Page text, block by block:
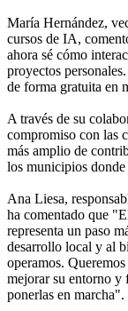
María Hernández,
cursos de IA,
ahora sé cómo
proyectos
de forma gratuita en
A través de su
compromiso con las
más amplio de
los municipios donde
Ana Liesa,
ha comentado que
representa un paso
desarrollo local y al
operamos.
mejorar su entorno y
ponerlas en marcha".